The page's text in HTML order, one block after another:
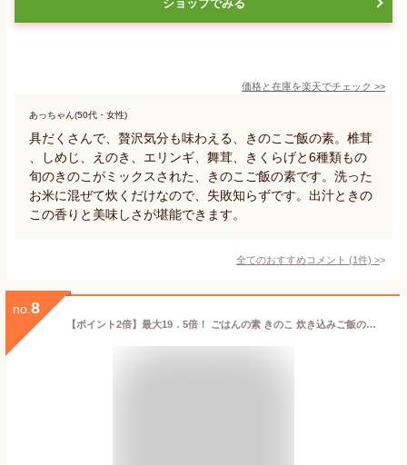
ショップでみる
価格と在庫を楽天でチェック >>
あっちゃん(50代・女性)
具だくさんで、贅沢気分も味わえる、きのこご飯の素。椎茸
、しめじ、えのき、エリンギ、舞茸、きくらげと6種類もの
旬のきのこがミックスされた、きのこご飯の素です。洗った
お米に混ぜて炊くだけなので、失敗知らずです。出汁ときの
この香りと美味しさが堪能できます。
全てのおすすめコメント (1件) >
no. 8
【ポイント2倍】最大19．5倍！ ごはんの素 きのこ 炊き込みご飯の素 オーサワきのこごはんの素 140g 5個セット 送料無料